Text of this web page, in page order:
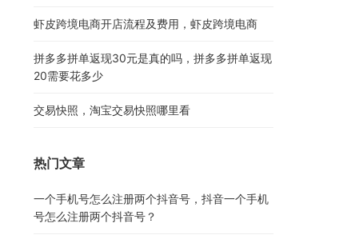
虾皮跨境电商开店流程及费用，虾皮跨境电商
拼多多拼单返现30元是真的吗，拼多多拼单返现
20需要花多少
交易快照，淘宝交易快照哪里看
热门文章
一个手机号怎么注册两个抖音号，抖音一个手机
号怎么注册两个抖音号？